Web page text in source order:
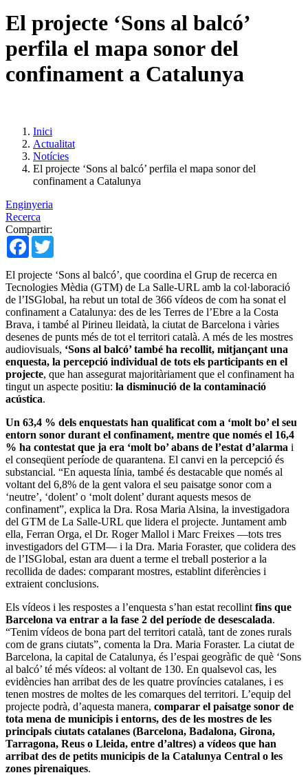
El projecte ‘Sons al balcó’
perfila el mapa sonor del
confinament a Catalunya
Inici
Actualitat
Notícies
El projecte ‘Sons al balcó’ perfila el mapa sonor del
confinament a Catalunya
Enginyeria
Recerca
Compartir:
Facebook
El projecte ‘Sons al balcó’, que coordina el Grup de recerca en
Tecnologies Mèdia (GTM) de La Salle-URL amb la col·laboració
de l’ISGlobal, ha rebut un total de 366 vídeos de com ha sonat el
confinament a Catalunya: des de les Terres de l’Ebre a la Costa
Brava, i també al Pirineu lleidatà, la ciutat de Barcelona i vàries
desenes de punts més de tot el territori català. A més de les mostres
audiovisuals, ‘Sons al balcó’ també ha recollit, mitjançant una
enquesta, la percepció individual de tots els participants en el
projecte, que han assegurat majoritàriament que el confinament ha
tingut un aspecte positiu: la disminució de la contaminació
acústica.
Un 63,4 % dels enquestats han qualificat com a ‘molt bo’ el seu
entorn sonor durant el confinament, mentre que només el 16,4
% ha contestat que ja era ‘molt bo’ abans de l’estat d’alarma i
el conseqüent període de quarantena. El canvi en la percepció és
substancial. “En aquesta línia, també és destacable que només al
voltant del 6,8% de la gent valora el seu paisatge sonor com a
‘neutre’, ‘dolent’ o ‘molt dolent’ durant aquests mesos de
confinament”, explica la Dra. Rosa Maria Alsina, la investigadora
del GTM de La Salle-URL que lidera el projecte. Juntament amb
ella, Ferran Orga, el Dr. Roger Mallol i Marc Freixes —tots tres
investigadors del GTM— i la Dra. Maria Foraster, que colidera des
de l’ISGlobal, estan ara duent a terme el treball posterior a la
recollida de dades: comparant mostres, establint diferències i
extraient conclusions.
Els vídeos i les respostes a l’enquesta s’han estat recollint fins que
Barcelona va entrar a la fase 2 del període de desescalada.
“Tenim vídeos de bona part del territori català, tant de zones rurals
com de grans ciutats”, comenta la Dra. Maria Foraster. La ciutat de
Barcelona, la capital de Catalunya, és l’espai geogràfic de què ‘Sons
al balcó’ té més vídeos: al voltant de 130. En qualsevol cas, les
evidències han arribat des de les quatre províncies catalanes, i es
tenen mostres de moltes de les comarques del territori. L’equip del
projecte podrà, d’aquesta manera, comparar el paisatge sonor de
tota mena de municipis i entorns, des de les mostres de les
principals ciutats catalanes (Barcelona, Badalona, Girona,
Tarragona, Reus o Lleida, entre d’altres) a vídeos que han
arribat des de petits municipis de la Catalunya Central o les
zones pirenaiques.